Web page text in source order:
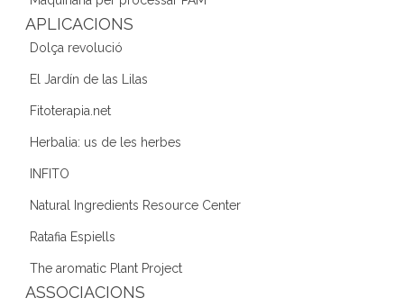
k
APLICACIONS
Dolça revolució
El Jardín de las Lilas
Fitoterapia.net
Herbalia: us de les herbes
INFITO
Natural Ingredients Resource Center
Ratafia Espiells
The aromatic Plant Project
ASSOCIACIONS